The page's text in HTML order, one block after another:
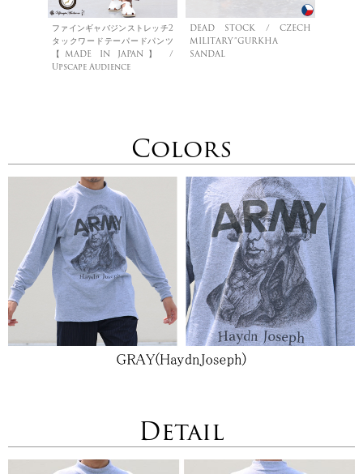
ファインギャバジンストレッチ2
タックワードテーパードパンツ
【MADE IN JAPAN】 /
Upscape Audience
DEAD STOCK / CZECH
MILITARY”GURKHA
SANDAL
Colors
Detail